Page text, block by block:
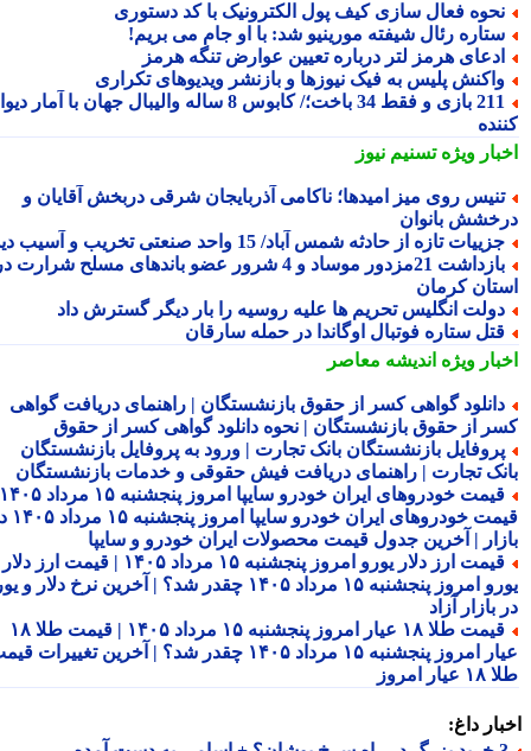
فعال سازی کیف پول الکترونیک با کد دستوری
رئال شیفته مورینیو شد: با او جام می بریم!
هرمز لتر درباره تعیین عوارض تنگه هرمز
پلیس به فیک نیوزها و بازنشر ویدیوهای تکراری
211 بازی و فقط 34 باخت؛/ کابوس 8 ساله والیبال جهان با آمار دیوانه
ویژهتسنیم نیوز
روی میز امیدها؛ ناکامی آذربایجان شرقی دربخش آقایان و
بانوان
تازه از حادثه شمس آباد/ 15 واحد صنعتی تخریب و آسیب دید
بازداشت 21مزدور موساد و 4 شرور عضو باندهای مسلح شرارت در
کرمان
انگلیس تحریم ها علیه روسیه را بار دیگر گسترش داد
ستاره فوتبال اوگاندا در حمله سارقان
ویژهاندیشه معاصر
گواهی کسر از حقوق بازنشستگان | راهنمای دریافت گواهی
از حقوق بازنشستگان | نحوه دانلود گواهی کسر از حقوق
بازنشستگان بانک تجارت | ورود به پروفایل بازنشستگان
تجارت | راهنمای دریافت فیش حقوقی و خدمات بازنشستگان
قیمت خودروهای ایران خودرو سایپا امروز پنجشنبه ۱۵ مرداد ۱۴۰۵ |
قیمت خودروهای ایران خودرو سایپا امروز پنجشنبه ۱۵ مرداد ۱۴۰۵ در
| آخرین جدول قیمت محصولات ایران خودرو و سایپا
قیمت ارز دلار یورو امروز پنجشنبه ۱۵ مرداد ۱۴۰۵ | قیمت ارز دلار
یورو امروز پنجشنبه ۱۵ مرداد ۱۴۰۵ چقدر شد؟ | آخرین نرخ دلار و یورو
آزاد
قیمت طلا ۱۸ عیار امروز پنجشنبه ۱۵ مرداد ۱۴۰۵ | قیمت طلا ۱۸
عیار امروز پنجشنبه ۱۵ مرداد ۱۴۰۵ چقدر شد؟ | آخرین تغییرات قیمت
امروز
داغ: